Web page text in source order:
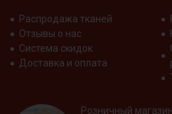
Распродажа тканей
Отзывы о нас
Система скидок
Доставка и оплата
Розничный